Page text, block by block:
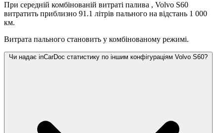
При середній комбінованій витраті палива , Volvo S60
витратить приблизно 91.1 літрів пального на відстань 1 000
км.
Витрата пального становить у комбінованому режимі.
Чи надає inCarDoc статистику по іншим конфігураціям Volvo S60?